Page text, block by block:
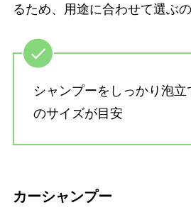
るため、用途に合わせて選ぶ
シャンプーをしっかり泡
のサイズが目安
カーシャンプー